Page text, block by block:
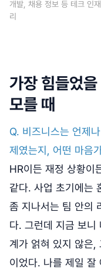
개발, 채용 정보 등 테크 인
리
가장 힘들었을
모를 때
Q. 비즈니스는 언제
제였는지, 어떤 마음
HR이든 재정 상황이
같다. 사업 초기에는
좀 지나서는 팀 안의
다. 그런데 지금 보니
계가 얽혀 있지 않은,
이었다. 나를 제일 잘